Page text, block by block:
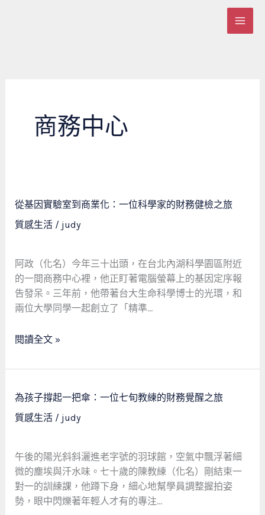
商務中心
從基因實驗室到商業化：一位科學家的財務健檢之旅
質感生活/ judy
阿政（化名）今年三十出頭，在台北內湖科學園區附近
的一間商務中心裡，他正盯著電腦螢幕上的基因定序報
告發呆。三年前，他帶著台大生命科學博士的光環，和
兩位大學同學一起創立了「精準…
從
基
因
驗
室
到
商
業
一
學
家
的
務
健
檢
之
旅
閱讀全文 »
為孩子撐起一把傘：一位七旬教練的財務覺醒之旅
質感生活/ judy
午後的陽光斜斜灑進老字號的羽球館，空氣中飄浮著細
微的塵埃與汗水味。七十歲的陳教練（化名）剛結束一
對一的訓練課，他蹲下身，細心地幫學員調整握拍姿
勢，眼中閃爍著年輕人才有的專注…
為
孩
子
起
一
把
傘：
一